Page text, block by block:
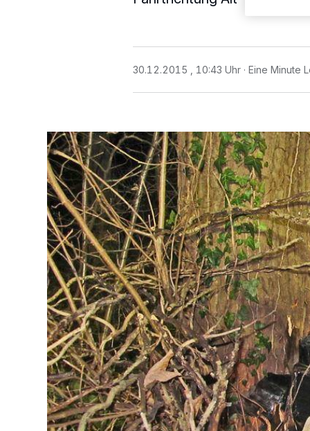
30.12.2015 , 10:43 Uhr Eine Minute